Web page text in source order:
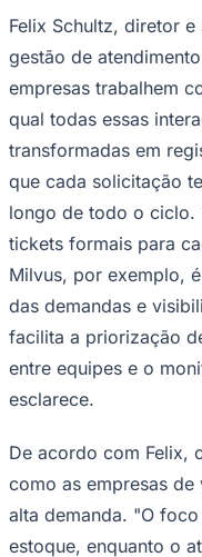
Felix Schultz, diretor
gestão de
empresas trabalhem
qual todas essas
transformadas em
que cada solicitação
longo de todo o ciclo.
tickets formais para
Milvus, por exemplo,
das demandas e
facilita a priorização
entre equipes e o
esclarece.
De acordo com Felix,
como as empresas
alta demanda. "O
estoque, enquanto o